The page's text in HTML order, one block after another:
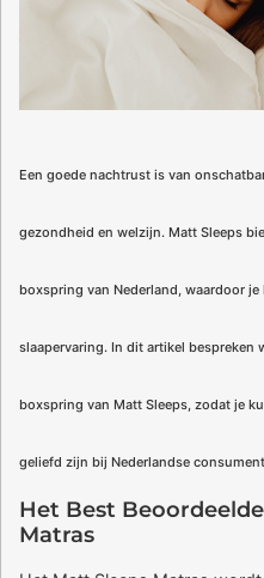
Een goede nachtrust is van
gezondheid en welzijn. Matt Sleeps
boxspring van Nederland, waardoor
slaapervaring. In dit artikel bespreken
boxspring van Matt Sleeps, zodat je
geliefd zijn bij Nederlandse
Het Best
Matras